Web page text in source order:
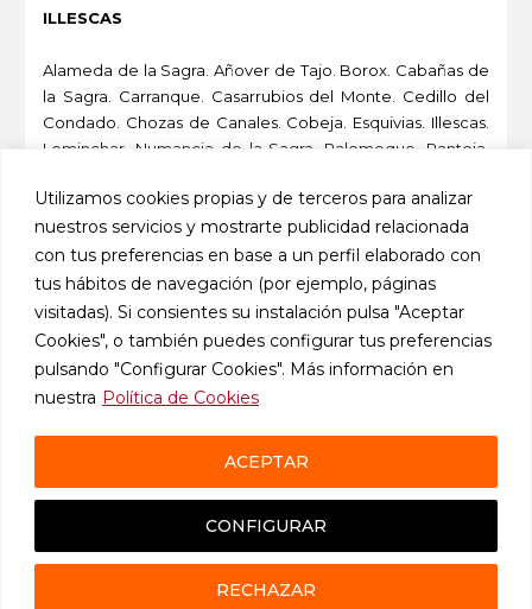
Utilizamos cookies propias y de terceros para analizar
nuestros servicios y mostrarte publicidad relacionada
con tus preferencias en base a un perfil elaborado con
tus hábitos de navegación (por ejemplo, páginas
visitadas). Si consientes su instalación pulsa "Aceptar
Cookies", o también puedes configurar tus preferencias
pulsando "Configurar Cookies". Más información en
nuestra Política de Cookies
CONFIGURAR
RECHAZAR
ACEPTAR
ILLESCAS
Alameda de la Sagra. Añover de Tajo. Borox. Cabañas de
la Sagra. Carranque. Casarrubios del Monte. Cedillo del
Condado. Chozas de Canales. Cobeja. Esquivias. Illescas.
Lominchar. Numancia de la Sagra. Palomeque. Pantoja.
Las. Villaluenga de la Sagra. Villaseca de la Sagra. Viso de
San Juan, El. Yeles. Yuncler. Yunclillos. Yuncos.